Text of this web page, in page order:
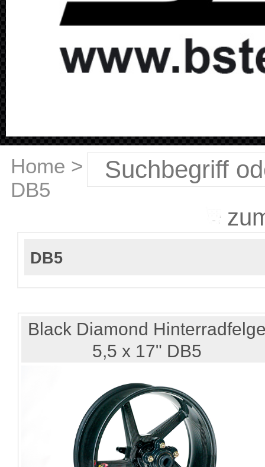
Home > Bimota>
DB5
DB5
Black Diamond
5,5 x 17" DB5